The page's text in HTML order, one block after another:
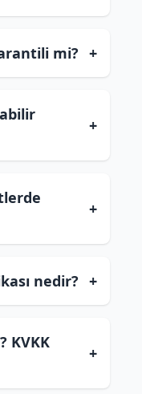
mi? +
+
+
nedir? +
KVKK
+